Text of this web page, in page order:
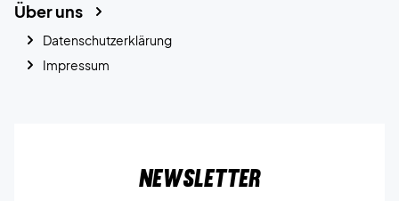
Über uns
Datenschutzerklärung
Impressum
Newsletter